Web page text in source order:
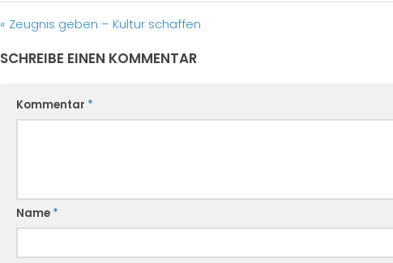
« Zeugnis geben – Kultur schaffen
SCHREIBE EINEN KOMMENTAR
Kommentar *
Name *